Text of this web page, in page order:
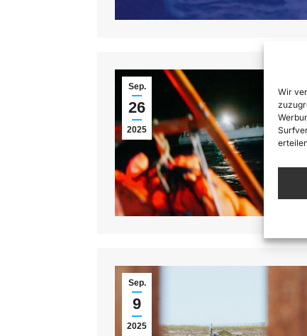
Wir
Sep.
26
2025
Sep.
9
2025